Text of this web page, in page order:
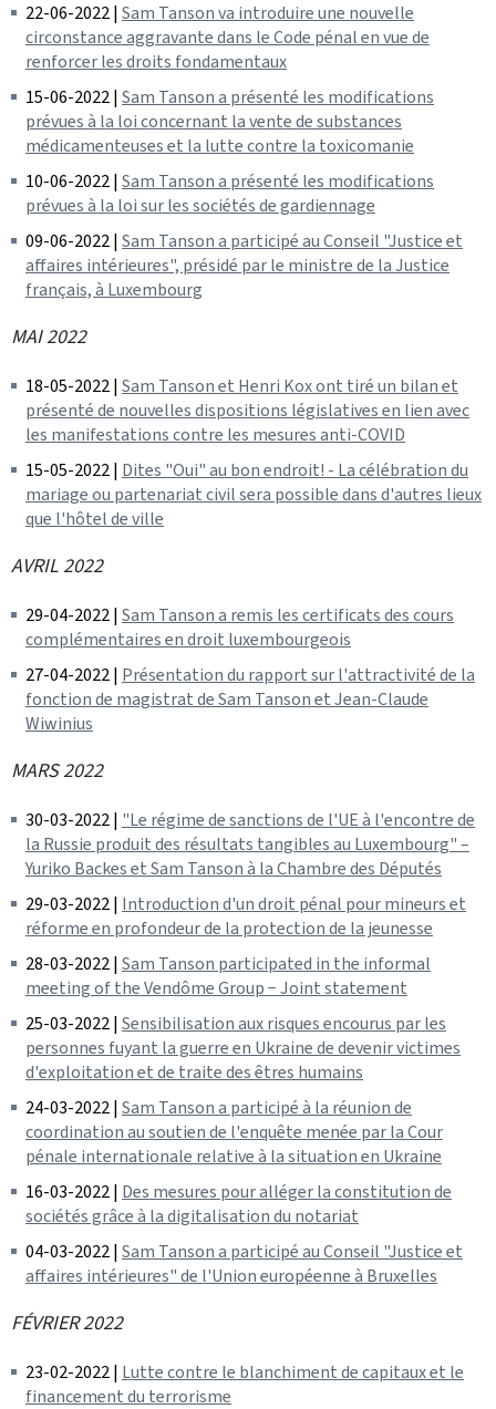
22-06-2022 |Sam Tanson va introduire une nouvelle
circonstance aggravante dans le Code pénal en vue de
renforcer les droits fondamentaux
15-06-2022 |Sam Tanson a présenté les modifications
prévues à la loi concernant la vente de substances
médicamenteuses et la lutte contre la toxicomanie
10-06-2022 |Sam Tanson a présenté les modifications
prévues à la loi sur les sociétés de gardiennage
09-06-2022 |Sam Tanson a participé au Conseil "Justice et
affaires intérieures", présidé par le ministre de la Justice
français, à Luxembourg
MAI 2022
18-05-2022 |Sam Tanson et Henri Kox ont tiré un bilan et
présenté de nouvelles dispositions législatives en lien avec
les manifestations contre les mesures anti-COVID
15-05-2022 | Dites "Oui" au bon endroit! - La célébration du
mariage ou partenariat civil sera possible dans d'autres lieux
que l'hôtel de ville
AVRIL 2022
29-04-2022 |Sam Tanson a remis les certificats des cours
complémentaires en droit luxembourgeois
27-04-2022 | Présentation du rapport sur l'attractivité de la
fonction de magistrat de Sam Tanson et Jean-Claude
Wiwinius
MARS 2022
30-03-2022 | "Le régime de sanctions de l'UE à l'encontre de
la Russie produit des résultats tangibles au Luxembourg" –
Yuriko Backes et Sam Tanson à la Chambre des Députés
29-03-2022 | Introduction d'un droit pénal pour mineurs et
réforme en profondeur de la protection de la jeunesse
28-03-2022 |Sam Tanson participated in the informal
meeting of the Vendôme Group − Joint statement
25-03-2022 |Sensibilisation aux risques encourus par les
personnes fuyant la guerre en Ukraine de devenir victimes
d'exploitation et de traite des êtres humains
24-03-2022 |Sam Tanson a participé à la réunion de
coordination au soutien de l'enquête menée par la Cour
pénale internationale relative à la situation en Ukraine
16-03-2022 | Des mesures pour alléger la constitution de
sociétés grâce à la digitalisation du notariat
04-03-2022 |Sam Tanson a participé au Conseil "Justice et
affaires intérieures" de l'Union européenne à Bruxelles
FÉVRIER 2022
23-02-2022 | Lutte contre le blanchiment de capitaux et le
financement du terrorisme